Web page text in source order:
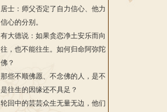
居士：师父否定了自力信心、他力
信心的分别。
有大德说：如果贪恋净土安乐而向
往，也不能往生。如何归命阿弥陀
佛？
那些不顺佛愿、不念佛的人，是不
是往生的因缘还不具足？
轮回中的芸芸众生无量无边，他们